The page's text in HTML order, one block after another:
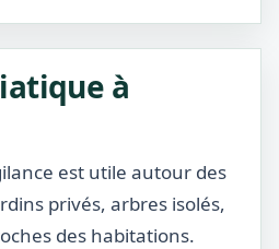
à
est utile autour des
privés, arbres isolés,
des habitations.